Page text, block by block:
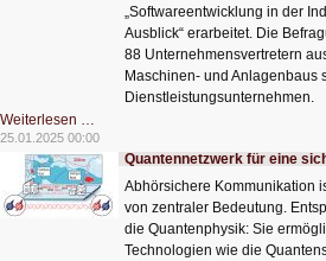
„Softwareentwicklung in der
Ausblick“ erarbeitet. Die
88 Unternehmensvertretern
Maschinen- und Anlagenbaus
Dienstleistungsunternehmen.
Weiterlesen …
Computing,
IoT,
Big
Data
und
KI
werden
immer
wichtiger
25.01.2025 00:00
Quantennetzwerk für eine
Abhörsichere Kommunikation
von zentraler Bedeutung.
die Quantenphysik: Sie
Technologien wie die